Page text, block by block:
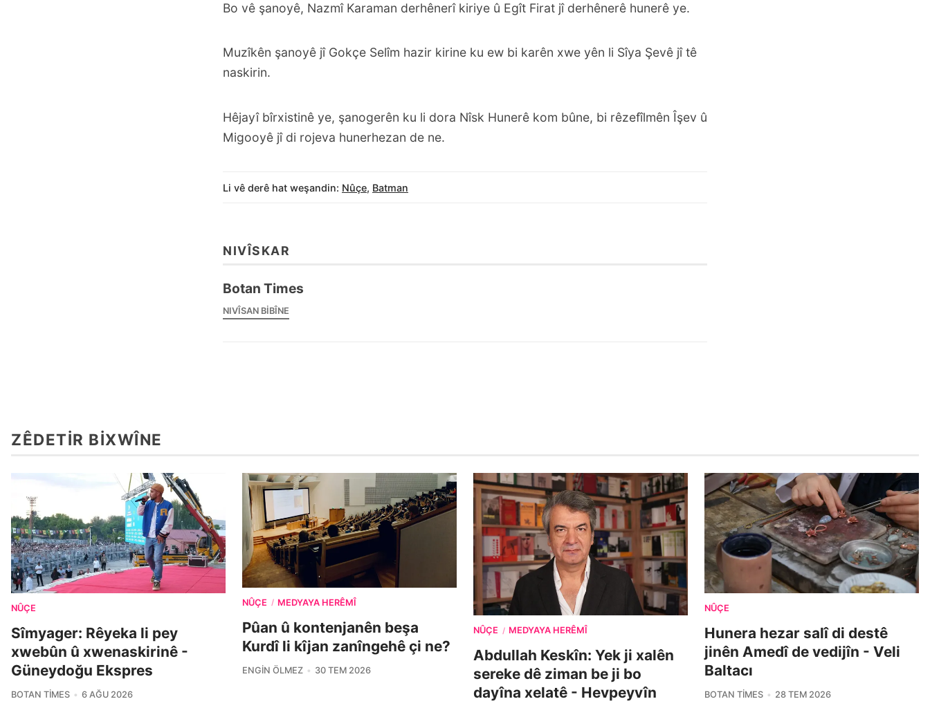
Bo vê şanoyê, Nazmî Karaman derhênerî kiriye û Egît Firat jî derhênerê hunerê ye.
Muzîkên şanoyê jî Gokçe Selîm hazir kirine ku ew bi karên xwe yên li Sîya Şevê jî tê
naskirin.
Hêjayî bîrxistinê ye, şanogerên ku li dora Nîsk Hunerê kom bûne, bi rêzefîlmên Îşev û
Migooyê jî di rojeva hunerhezan de ne.
Li vê derê hat weşandin: Nûçe, Batman
NIVÎSKAR
Botan Times
NIVÎSAN BIBÎNE
ZÊDETIR BIXWÎNE
NÛÇE
Sîmyager: Rêyeka li pey
xwebûn û xwenaskirinê -
Güneydoğu Ekspres
BOTAN TIMES 6 AĞU 2026
NÛÇE / MEDYAYA HERÊMÎ
Pûan û kontenjanên beşa
Kurdî li kîjan zanîngehê çi ne?
ENGIN ÖLMEZ 30 TEM 2026
NÛÇE / MEDYAYA HERÊMÎ
Abdullah Keskîn: Yek ji xalên
sereke dê ziman be ji bo
dayîna xelatê - Hevpeyvîn
NÛÇE
Hunera hezar salî di destê
jinên Amedî de vedijîn - Veli
Baltacı
BOTAN TIMES 28 TEM 2026